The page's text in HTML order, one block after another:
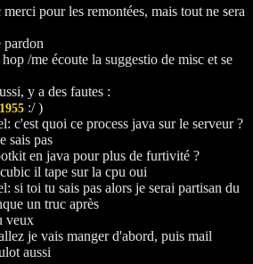
merci pour les remontées, mais tout ne sera
pardon
/me écoute la suggestio de misc et se
y a des fautes :
:/ )
c'est quoi ce process java sur le serveur ?
sais pas
en java pour plus de furtivité ?
il tape sur la cpu oui
si toi tu sais pas alors je serai partisan du
un truc après
veux
je vais manger d'abord, puis mail
aussi